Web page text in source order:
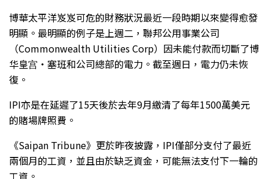
博華太平洋岌岌可危的財務狀況最近一段時期以來變得愈發
明顯。最明顯的例子是上週二，聯邦公用事業公司
（Commonwealth Utilities Corp）因未能付款而切斷了博
华皇宫‧塞班和公司總部的電力。截至週日，電力仍未恢
復。
IPI亦是在延遲了15天後於去年9月繳清了每年1500萬美元
的賭場牌照費。
《Saipan Tribune》更於昨夜披露，IPI僅部分支付了最近
兩個月的工資，並且由於缺乏資金，可能無法支付下一輪的
工資。